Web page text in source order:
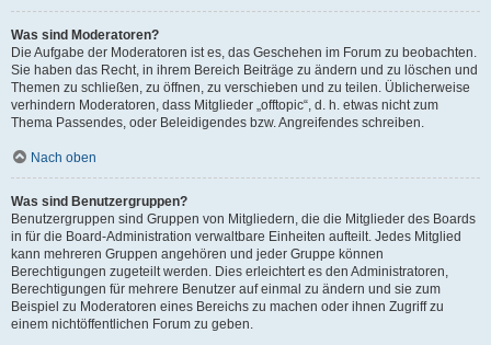
Was sind Moderatoren?
Die Aufgabe der Moderatoren ist es, das Geschehen im Forum zu beobachten.
Sie haben das Recht, in ihrem Bereich Beiträge zu ändern und zu löschen und
Themen zu schließen, zu öffnen, zu verschieben und zu teilen. Üblicherweise
verhindern Moderatoren, dass Mitglieder „offtopic“, d. h. etwas nicht zum
Thema Passendes, oder Beleidigendes bzw. Angreifendes schreiben.
Nach oben
Was sind Benutzergruppen?
Benutzergruppen sind Gruppen von Mitgliedern, die die Mitglieder des Boards
in für die Board-Administration verwaltbare Einheiten aufteilt. Jedes Mitglied
kann mehreren Gruppen angehören und jeder Gruppe können
Berechtigungen zugeteilt werden. Dies erleichtert es den Administratoren,
Berechtigungen für mehrere Benutzer auf einmal zu ändern und sie zum
Beispiel zu Moderatoren eines Bereichs zu machen oder ihnen Zugriff zu
einem nichtöffentlichen Forum zu geben.